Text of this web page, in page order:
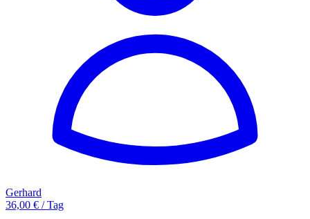
Gerhard
36,00 € / Tag